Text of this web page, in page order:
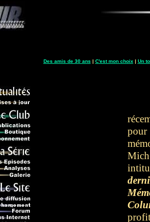
Des amis de 30 ans | C'est mon choix | Un